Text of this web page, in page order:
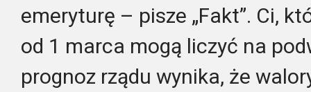
emeryturę – pisze „Fakt”. Ci,
od 1 marca mogą liczyć na
prognoz rządu wynika, że